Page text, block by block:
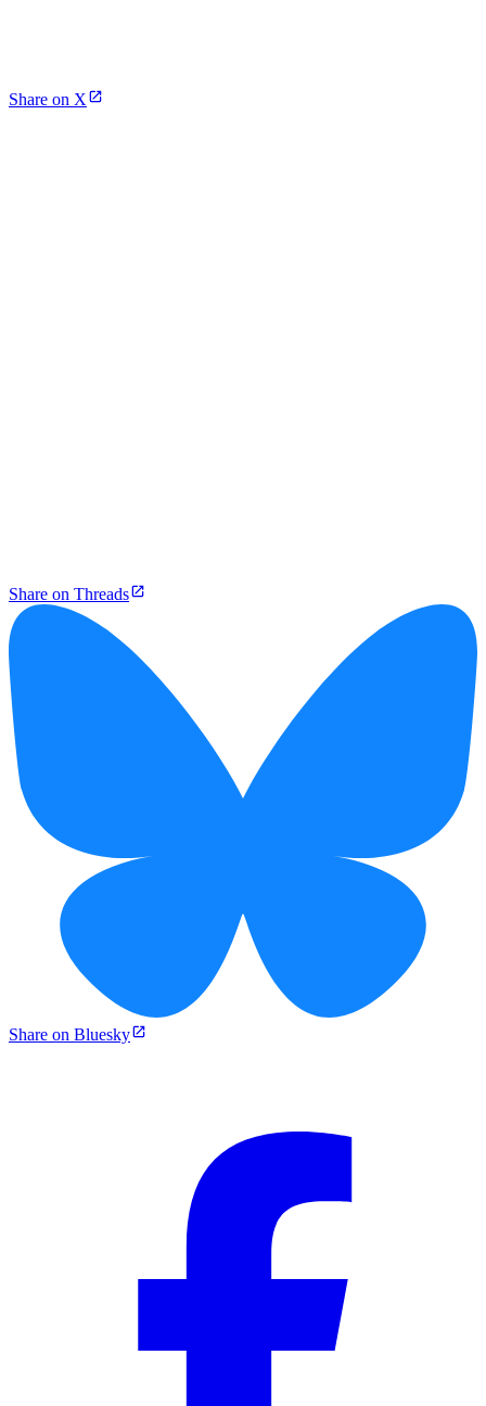
Share on X
Share on Threads
Share on Bluesky